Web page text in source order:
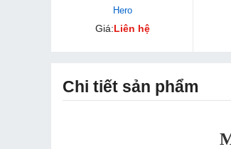
Hero
Giá:Liên hệ
Chi tiết sản phẩm